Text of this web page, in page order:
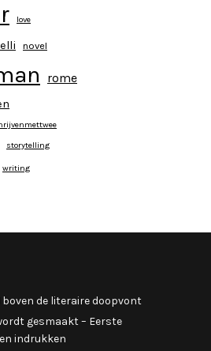
love
novel
rome
storytelling
writing
boven de literaire doopvont
gesmaakt – Eerste
indrukken